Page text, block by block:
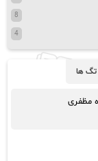
8
4
تگ ها
مظفری